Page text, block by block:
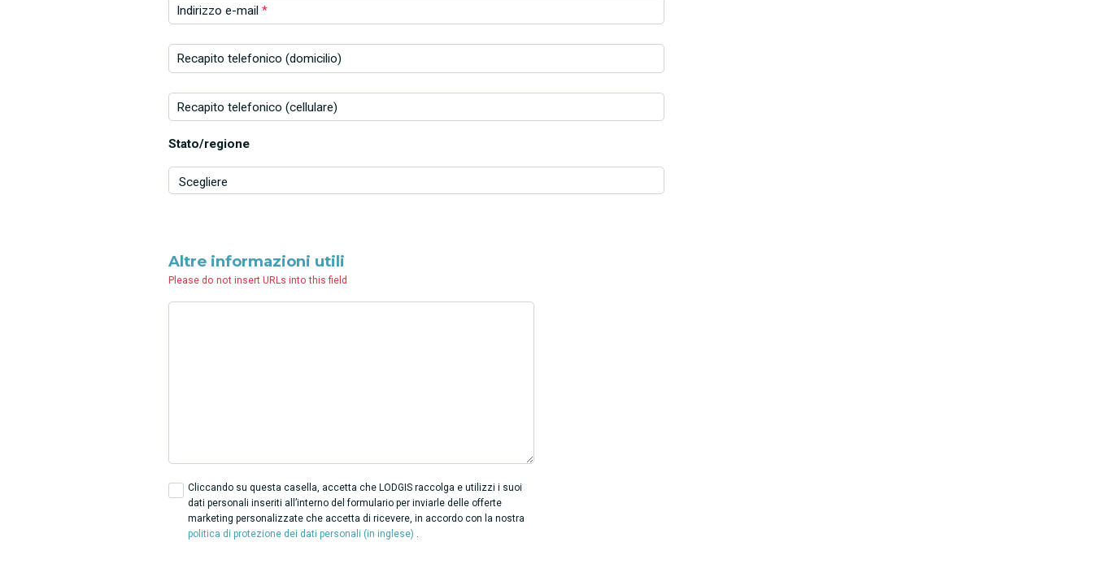
Indirizzo e-mail *
Recapito telefonico (domicilio)
Recapito telefonico (cellulare)
Stato/regione
Altre informazioni utili
Please do not insert URLs into this field
Cliccando su questa casella, accetta che LODGIS raccolga e utilizzi i suoi
dati personali inseriti all’interno del formulario per inviarle delle offerte
marketing personalizzate che accetta di ricevere, in accordo con la nostra
politica di protezione dei dati personali (in inglese) .